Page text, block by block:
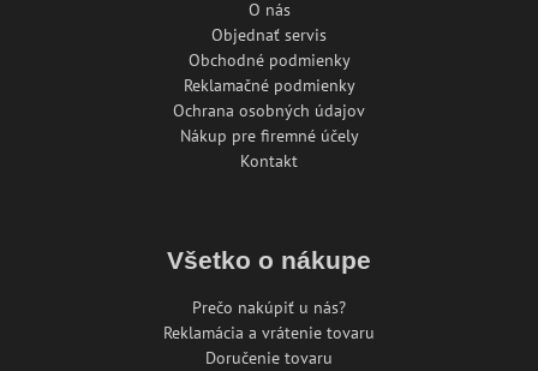
O nás
Objednať servis
Obchodné podmienky
Reklamačné podmienky
Ochrana osobných údajov
Nákup pre firemné účely
Kontakt
Všetko o nákupe
Prečo nakúpiť u nás?
Reklamácia a vrátenie tovaru
Doručenie tovaru